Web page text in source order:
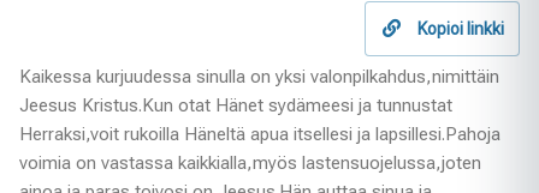
Kopioi linkki
Kaikessa kurjuudessa sinulla on yksi valonpilkahdus,nimittäin
Jeesus Kristus.Kun otat Hänet sydämeesi ja tunnustat
Herraksi,voit rukoilla Häneltä apua itsellesi ja lapsillesi.Pahoja
voimia on vastassa kaikkialla,myös lastensuojelussa,joten